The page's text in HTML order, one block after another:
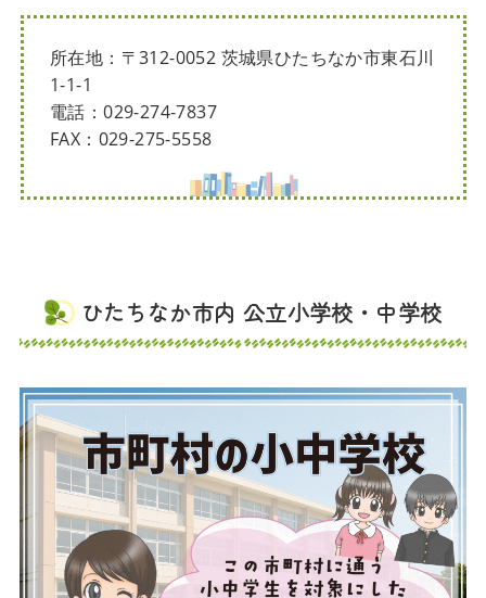
所在地：〒312-0052 茨城県ひたちなか市東石川
1-1-1
電話：029-274-7837
FAX：029-275-5558
ひたちなか市内 公立小学校・中学校